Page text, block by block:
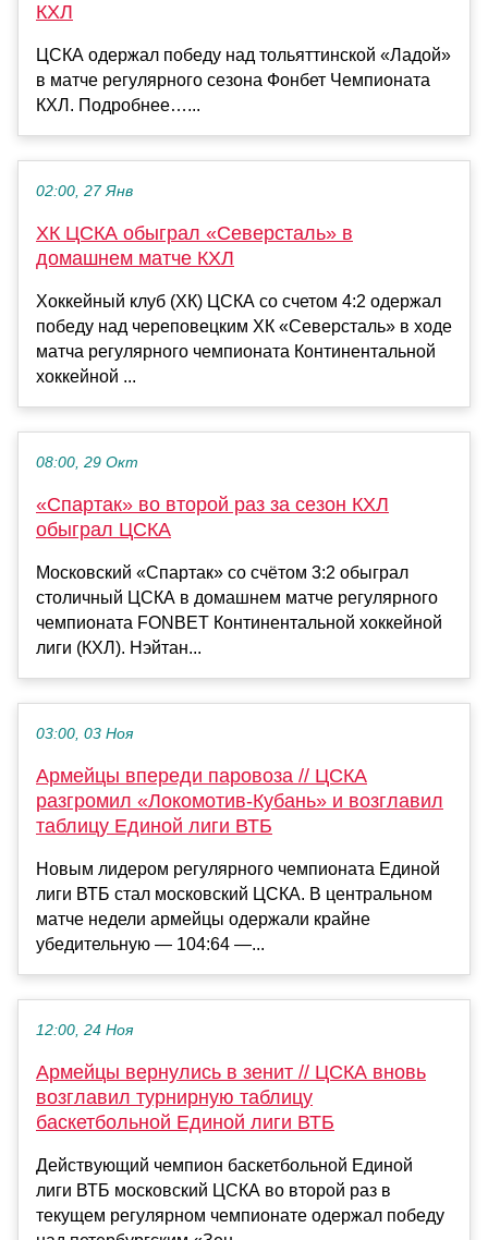
КХЛ
ЦСКА одержал победу над тольяттинской «Ладой»
в матче регулярного сезона Фонбет Чемпионата
КХЛ. Подробнее…...
02:00, 27 Янв
ХК ЦСКА обыграл «Северсталь» в
домашнем матче КХЛ
Хоккейный клуб (ХК) ЦСКА со счетом 4:2 одержал
победу над череповецким ХК «Северсталь» в ходе
матча регулярного чемпионата Континентальной
хоккейной ...
08:00, 29 Окт
«Спартак» во второй раз за сезон КХЛ
обыграл ЦСКА
Московский «Спартак» со счётом 3:2 обыграл
столичный ЦСКА в домашнем матче регулярного
чемпионата FONBET Континентальной хоккейной
лиги (КХЛ). Нэйтан...
03:00, 03 Ноя
Армейцы впереди паровоза // ЦСКА
разгромил «Локомотив-Кубань» и возглавил
таблицу Единой лиги ВТБ
Новым лидером регулярного чемпионата Единой
лиги ВТБ стал московский ЦСКА. В центральном
матче недели армейцы одержали крайне
убедительную — 104:64 —...
12:00, 24 Ноя
Армейцы вернулись в зенит // ЦСКА вновь
возглавил турнирную таблицу
баскетбольной Единой лиги ВТБ
Действующий чемпион баскетбольной Единой
лиги ВТБ московский ЦСКА во второй раз в
текущем регулярном чемпионате одержал победу